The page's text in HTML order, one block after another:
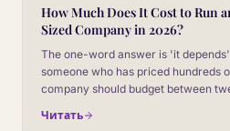
How Much Does It Cost to Run
Sized Company in 2026?
The one-word answer is 'it
someone who has priced hundreds
company should budget between
number covers and where it moves.
Читать